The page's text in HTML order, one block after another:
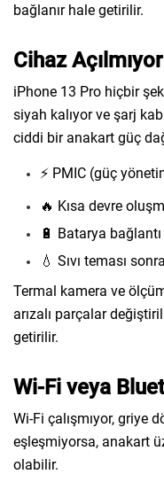
bağlanır hale getirilir.
Cihaz Açılmıyor
iPhone 13 Pro hiçbir
siyah kalıyor ve şarj
ciddi bir anakart güç
⚡ PMIC (güç
🔥 Kısa devre
🔋 Batarya
💧 Sıvı teması
Termal kamera ve
arızalı parçalar
getirilir.
Wi-Fi veya
Wi-Fi çalışmıyor, griye
eşleşmiyorsa, anakart
olabilir.